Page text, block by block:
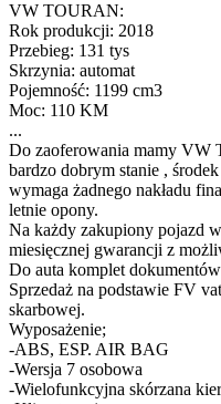
VW TOURAN:
Rok produkcji: 2018
Przebieg: 131 tys
Skrzynia: automat
Pojemność: 1199 cm3
Moc: 110 KM
...
Do zaoferowania mamy VW
bardzo dobrym stanie ,
wymaga żadnego nakładu
letnie opony.
Na każdy zakupiony pojazd
miesięcznej gwarancji z
Do auta komplet
Sprzedaż na podstawie FV
skarbowej.
Wyposażenie;
-ABS, ESP. AIR BAG
-Wersja 7 osobowa
-Wielofunkcyjna skórzana